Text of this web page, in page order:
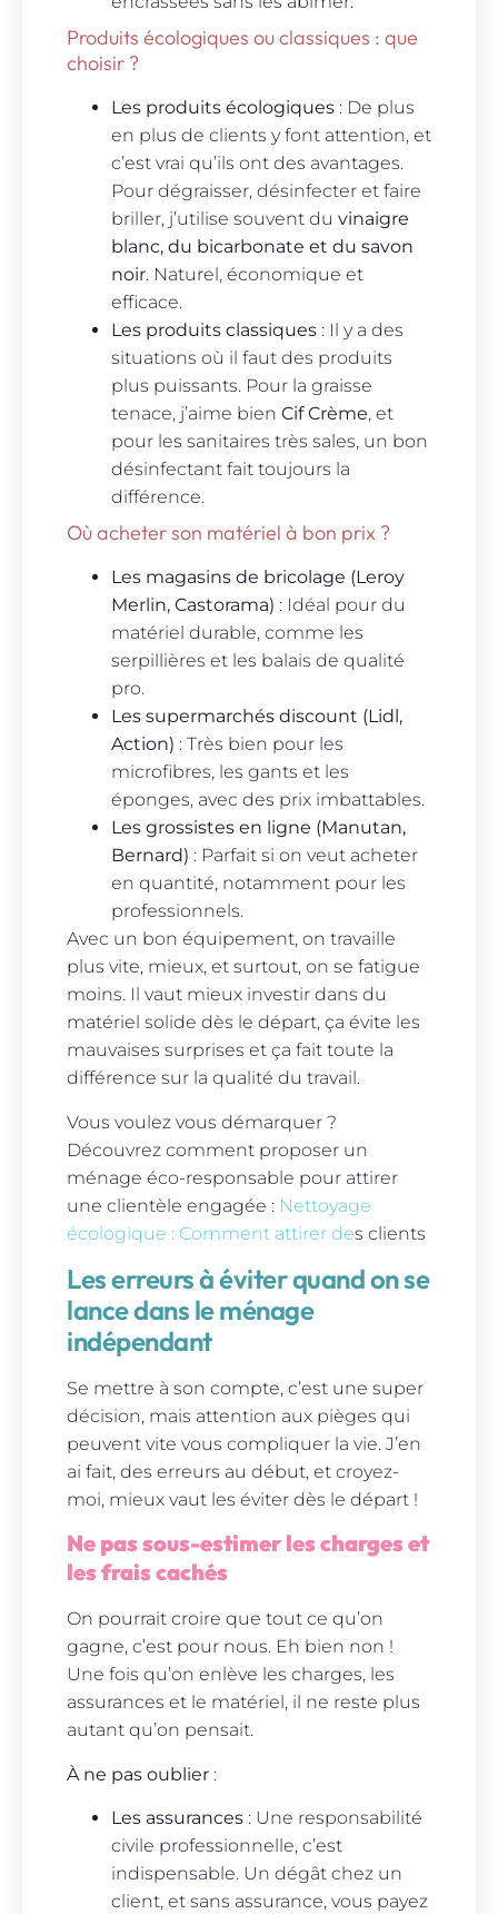
Produits écologiques ou classiques : que
choisir ?
Les produits écologiques : De plus
en plus de clients y font attention, et
c’est vrai qu’ils ont des avantages.
Pour dégraisser, désinfecter et faire
briller, j’utilise souvent du vinaigre
blanc, du bicarbonate et du savon
noir. Naturel, économique et
efficace.
Les produits classiques : Il y a des
situations où il faut des produits
plus puissants. Pour la graisse
tenace, j’aime bien Cif Crème, et
pour les sanitaires très sales, un bon
désinfectant fait toujours la
différence.
Où acheter son matériel à bon prix ?
Les magasins de bricolage (Leroy
Merlin, Castorama) : Idéal pour du
matériel durable, comme les
serpillières et les balais de qualité
pro.
Les supermarchés discount (Lidl,
Action) : Très bien pour les
microfibres, les gants et les
éponges, avec des prix imbattables.
Les grossistes en ligne (Manutan,
Bernard) : Parfait si on veut acheter
en quantité, notamment pour les
professionnels.
Avec un bon équipement, on travaille
plus vite, mieux, et surtout, on se fatigue
moins. Il vaut mieux investir dans du
matériel solide dès le départ, ça évite les
mauvaises surprises et ça fait toute la
différence sur la qualité du travail.
Vous voulez vous démarquer ?
Découvrez comment proposer un
ménage éco-responsable pour attirer
une clientèle engagée : Nettoyage
écologique : Comment attirer des clients
Les erreurs à éviter quand on se
lance dans le ménage
indépendant
Se mettre à son compte, c’est une super
décision, mais attention aux pièges qui
peuvent vite vous compliquer la vie. J’en
ai fait, des erreurs au début, et croyez-
moi, mieux vaut les éviter dès le départ !
Ne pas sous-estimer les charges et
les frais cachés
On pourrait croire que tout ce qu’on
gagne, c’est pour nous. Eh bien non !
Une fois qu’on enlève les charges, les
assurances et le matériel, il ne reste plus
autant qu’on pensait.
À ne pas oublier :
Les assurances : Une responsabilité
civile professionnelle, c’est
indispensable. Un dégât chez un
client, et sans assurance, vous payez